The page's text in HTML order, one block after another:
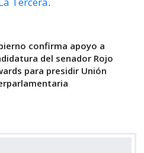
confirma apoyo a
del senador Rojo
para presidir Unión